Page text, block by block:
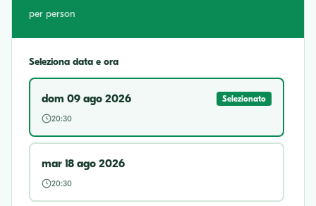
per person
Seleziona data e ora
dom 09 ago 2026
Selezionato
20:30
mar 18 ago 2026
20:30